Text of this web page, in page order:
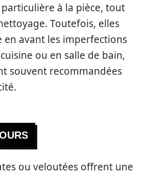
à la pièce, tout
Toutefois, elles
avant les imperfections
ou en salle de bain,
souvent recommandées
ou veloutées offrent une